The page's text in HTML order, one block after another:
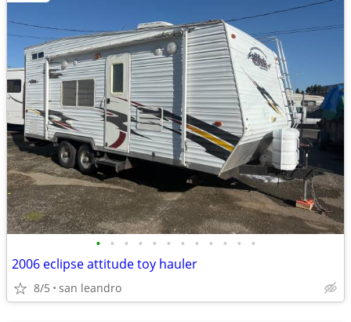
• • • • • • • • • • • •
2006 eclipse attitude toy hauler
8/5 san leandro